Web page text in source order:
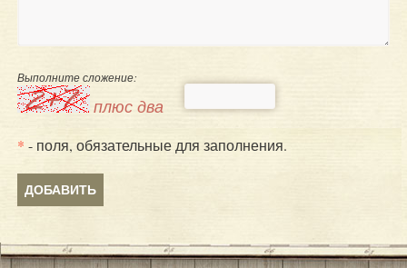
Выполните сложение:
плюс два
* - поля, обязательные для заполнения.